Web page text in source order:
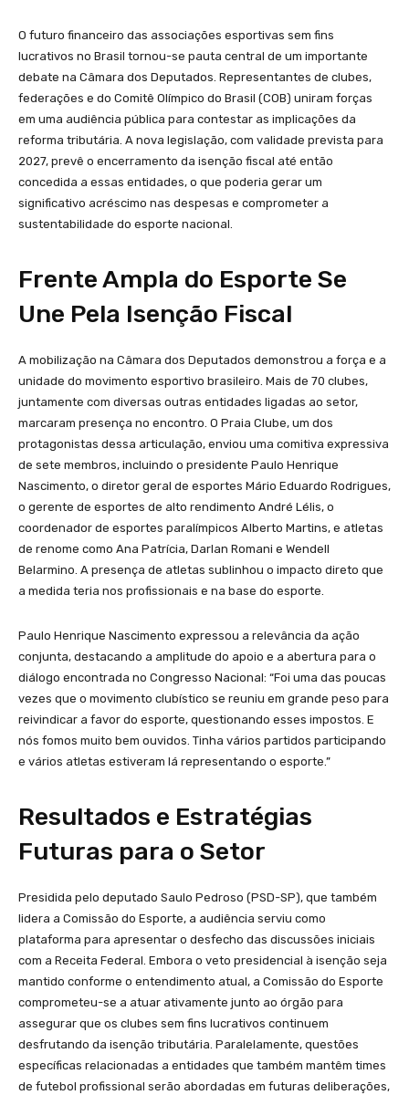
O futuro financeiro das associações esportivas sem fins
lucrativos no Brasil tornou-se pauta central de um importante
debate na Câmara dos Deputados. Representantes de clubes,
federações e do Comitê Olímpico do Brasil (COB) uniram forças
em uma audiência pública para contestar as implicações da
reforma tributária. A nova legislação, com validade prevista para
2027, prevê o encerramento da isenção fiscal até então
concedida a essas entidades, o que poderia gerar um
significativo acréscimo nas despesas e comprometer a
sustentabilidade do esporte nacional.
Frente Ampla do Esporte Se
Une Pela Isenção Fiscal
A mobilização na Câmara dos Deputados demonstrou a força e a
unidade do movimento esportivo brasileiro. Mais de 70 clubes,
juntamente com diversas outras entidades ligadas ao setor,
marcaram presença no encontro. O Praia Clube, um dos
protagonistas dessa articulação, enviou uma comitiva expressiva
de sete membros, incluindo o presidente Paulo Henrique
Nascimento, o diretor geral de esportes Mário Eduardo Rodrigues,
o gerente de esportes de alto rendimento André Lélis, o
coordenador de esportes paralímpicos Alberto Martins, e atletas
de renome como Ana Patrícia, Darlan Romani e Wendell
Belarmino. A presença de atletas sublinhou o impacto direto que
a medida teria nos profissionais e na base do esporte.
Paulo Henrique Nascimento expressou a relevância da ação
conjunta, destacando a amplitude do apoio e a abertura para o
diálogo encontrada no Congresso Nacional: “Foi uma das poucas
vezes que o movimento clubístico se reuniu em grande peso para
reivindicar a favor do esporte, questionando esses impostos. E
nós fomos muito bem ouvidos. Tinha vários partidos participando
e vários atletas estiveram lá representando o esporte.”
Resultados e Estratégias
Futuras para o Setor
Presidida pelo deputado Saulo Pedroso (PSD-SP), que também
lidera a Comissão do Esporte, a audiência serviu como
plataforma para apresentar o desfecho das discussões iniciais
com a Receita Federal. Embora o veto presidencial à isenção seja
mantido conforme o entendimento atual, a Comissão do Esporte
comprometeu-se a atuar ativamente junto ao órgão para
assegurar que os clubes sem fins lucrativos continuem
desfrutando da isenção tributária. Paralelamente, questões
específicas relacionadas a entidades que também mantêm times
de futebol profissional serão abordadas em futuras deliberações,